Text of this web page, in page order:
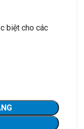
biệt cho các